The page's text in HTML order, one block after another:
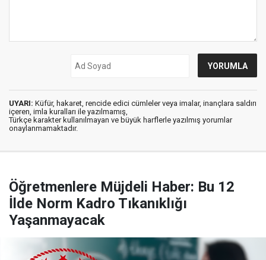
UYARI: Küfür, hakaret, rencide edici cümleler veya imalar, inançlara saldırı
içeren, imla kuralları ile yazılmamış,
Türkçe karakter kullanılmayan ve büyük harflerle yazılmış yorumlar
onaylanmamaktadır.
Öğretmenlere Müjdeli Haber: Bu 12
İlde Norm Kadro Tıkanıklığı
Yaşanmayacak